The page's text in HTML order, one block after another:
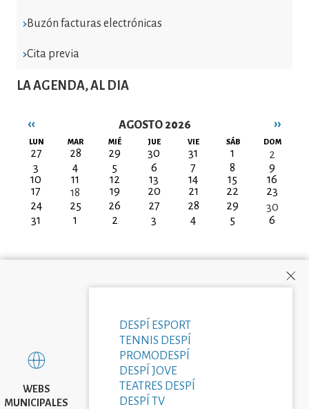
Buzón facturas electrónicas
Cita previa
LA AGENDA, AL DIA
AGOSTO 2026
Paginación
‹‹ ››
LUN MAR MIÉ JUE VIE SÁB DOM
27 28 29 30 31 1
2
3
4 5 6 7 8
9
10
11 12 13 14 15
16
17
18 19 20 21 22
23
24
25 26 27 28 29
30
31
1 2 3 4 5 6
WEBS
MUNICIPALES
DESPÍ ESPORT
TENNIS DESPÍ
PROMODESPÍ
DESPÍ JOVE
TEATRES DESPÍ
DESPÍ TV